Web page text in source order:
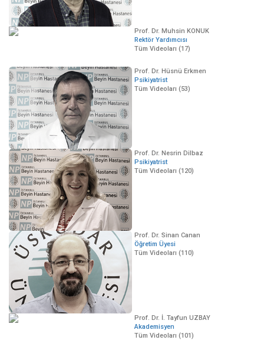
Prof. Dr. Muhsin KONUK
Rektör Yardımcısı
Tüm Videoları (17)
Prof. Dr. Hüsnü Erkmen
Psikiyatrist
Tüm Videoları (53)
Prof. Dr. Nesrin Dilbaz
Psikiyatrist
Tüm Videoları (120)
Prof. Dr. Sinan Canan
Öğretim Üyesi
Tüm Videoları (110)
Prof. Dr. İ. Tayfun UZBAY
Akademisyen
Tüm Videoları (101)